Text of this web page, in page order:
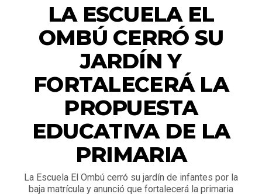
LA ESCUELA EL
OMBÚ CERRÓ SU
JARDÍN Y
FORTALECERÁ LA
PROPUESTA
EDUCATIVA DE LA
PRIMARIA
La Escuela El Ombú cerró su jardín de infantes por la
baja matrícula y anunció que fortalecerá la primaria